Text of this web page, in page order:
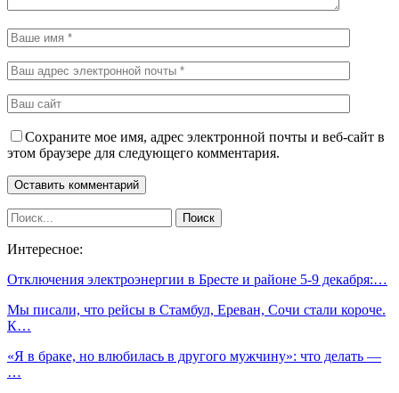
Сохраните мое имя, адрес электронной почты и веб-сайт в
этом браузере для следующего комментария.
Интересное:
Отключения электроэнергии в Бресте и районе 5-9 декабря:…
Мы писали, что рейсы в Стамбул, Ереван, Сочи стали короче.
К…
«Я в браке, но влюбилась в другого мужчину»: что делать —
…